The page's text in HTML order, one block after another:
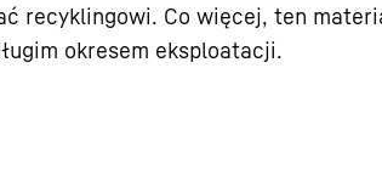
recyklingowi. Co więcej, ten
okresem eksploatacji.